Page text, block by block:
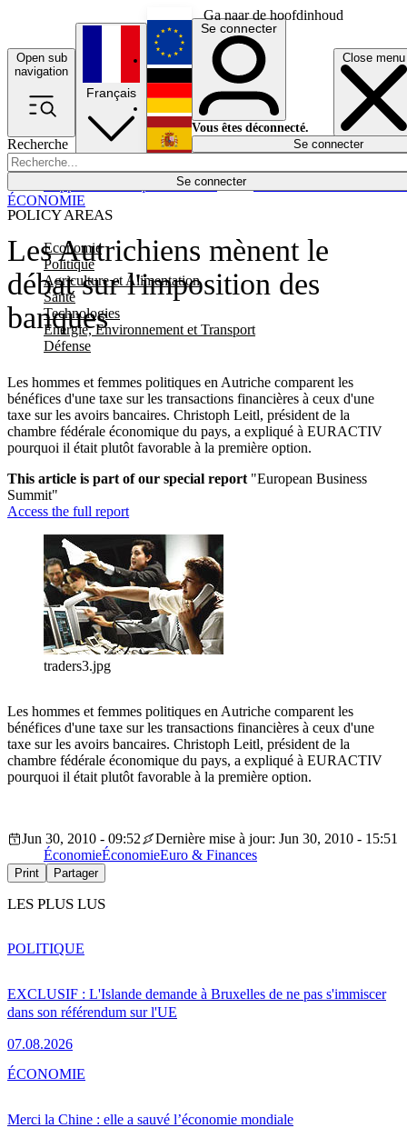
Ga naar de hoofdinhoud
Open sub
navigation
Close menu
Recherche
Se connecter
POLICY AREAS
Economie
Politique
Agriculture et Alimentation
Santé
Technologies
Energie, Environnement et Transport
Défense
Économie
Français
English
Deutsch
Español
Se connecter
Vous êtes déconnecté.
Se connecter
Les Autrichiens mènent le
débat sur l'imposition des
banques
Les hommes et femmes politiques en Autriche comparent les
bénéfices d'une taxe sur les transactions financières à ceux d'une
taxe sur les avoirs bancaires. Christoph Leitl, président de la
chambre fédérale économique du pays, a expliqué à EURACTIV
pourquoi il était plutôt favorable à la première option.
ÉCONOMIE
This article is part of our special report "European Business
Summit"
Access the full report
traders3.jpg
Les hommes et femmes politiques en Autriche comparent les
bénéfices d'une taxe sur les transactions financières à ceux d'une
taxe sur les avoirs bancaires. Christoph Leitl, président de la
chambre fédérale économique du pays, a expliqué à EURACTIV
pourquoi il était plutôt favorable à la première option.
Jun 30, 2010 - 09:52
Dernière mise à jour: Jun 30, 2010 - 15:51
ÉconomieÉconomieEuro & Finances
Print Partager
LES PLUS LUS
EXCLUSIF : L'Islande demande à Bruxelles de ne pas s'immiscer
dans son référendum sur l'UE
07.08.2026
POLITIQUE
Merci la Chine : elle a sauvé l’économie mondiale
ÉCONOMIE